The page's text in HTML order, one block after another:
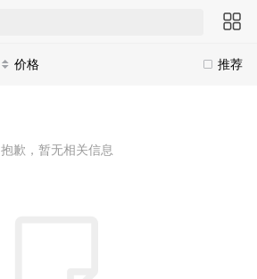
推荐
价格
抱歉，暂无相关信息